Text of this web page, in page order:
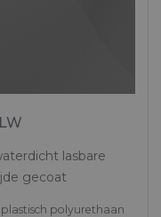
lasbare
gecoat
polyurethaan